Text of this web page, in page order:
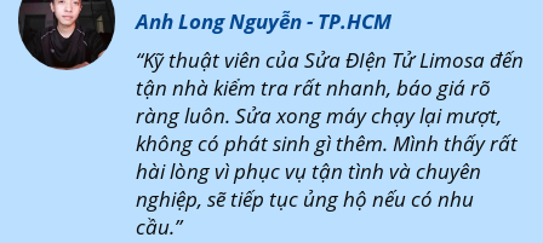
Anh Long Nguyễn - TP.HCM
“Kỹ thuật viên của Sửa ĐIện Tử Limosa đến
tận nhà kiểm tra rất nhanh, báo giá rõ
ràng luôn. Sửa xong máy chạy lại mượt,
không có phát sinh gì thêm. Mình thấy rất
hài lòng vì phục vụ tận tình và chuyên
nghiệp, sẽ tiếp tục ủng hộ nếu có nhu
cầu.”